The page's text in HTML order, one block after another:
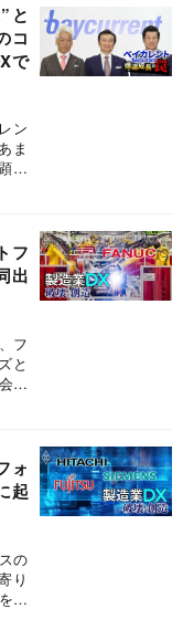
機
差
と
と
コ
で
ン
ま
在
新
フ
出
フ
と
社
低
界
じ
ォ
起
の
り
展